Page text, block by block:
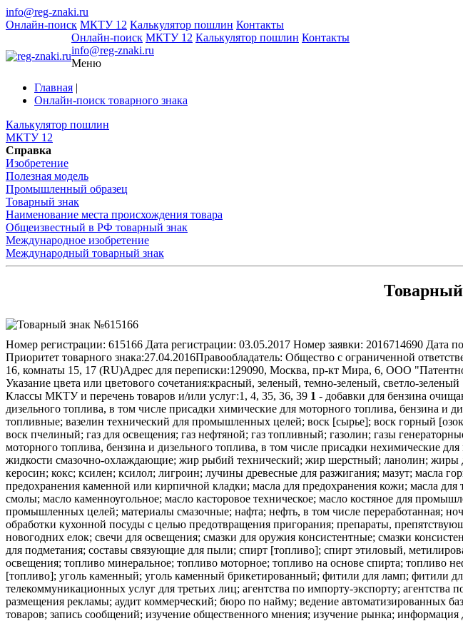
info@reg-znaki.ru
Онлайн-поиск МКТУ 12 Калькулятор пошлин Контакты
Онлайн-поиск МКТУ 12 Калькулятор пошлин Контакты
info@reg-znaki.ru
Меню
Главная |
Онлайн-поиск товарного знака
Калькулятор пошлин
МКТУ 12
Справка
Изобретение
Полезная модель
Промышленный образец
Товарный знак
Наименование места происхождения товара
Общеизвестный в РФ товарный знак
Международное изобретение
Международный товарный знак
Номер регистрации: 615166 Дата регистрации: 03.05.2017 Номер заявки: 2016714690 Дата
Приоритет товарного знака:27.04.2016Правообладатель: Общество с ограниченной
16, комнаты 15, 17 (RU)Адрес для переписки:129090, Москва, пр-кт Мира, 6, ООО
Указание цвета или цветового сочетания:красный, зеленый, темно-зеленый, светло-зеленый
Классы МКТУ и перечень товаров и/или услуг:1, 4, 35, 36, 39 1 - добавки для бензина
дизельного топлива, в том числе присадки химические для моторного топлива, бензина и
топливные; вазелин технический для промышленных целей; воск [сырье]; воск горный
воск пчелиный; газ для освещения; газ нефтяной; газ топливный; газолин; газы
моторного топлива, бензина и дизельного топлива, в том числе присадки нехимические
жидкости смазочно-охлаждающие; жир рыбий технический; жир шерстный; ланолин;
керосин; кокс; ксилен; ксилол; лигроин; лучины древесные для разжигания; мазут; масла
предохранения каменной или кирпичной кладки; масла для предохранения кожи; масла
смолы; масло каменноугольное; масло касторовое техническое; масло костяное для
промышленных целей; материалы смазочные; нафта; нефть, в том числе переработанная;
обработки кухонной посуды с целью предотвращения пригорания; препараты,
новогодних елок; свечи для освещения; смазки для оружия консистентные; смазки
для подметания; составы связующие для пыли; спирт [топливо]; спирт этиловый,
освещения; топливо минеральное; топливо моторное; топливо на основе спирта; топливо
[топливо]; уголь каменный; уголь каменный брикетированный; фитили для ламп; фитили
телекоммуникационных услуг для третьих лиц; агентства по импорту-экспорту;
размещения рекламы; аудит коммерческий; бюро по найму; ведение автоматизированных
товаров; запись сообщений; изучение общественного мнения; изучение рынка;